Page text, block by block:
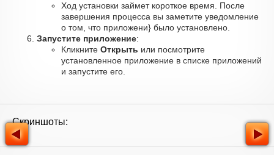
Ход установки займет короткое время. После
завершения процесса вы заметите уведомление
о том, что приложени} было установлено.
Запустите приложение:
Кликните Открыть или посмотрите
установленное приложение в списке приложений
и запустите его.
Скриншоты: